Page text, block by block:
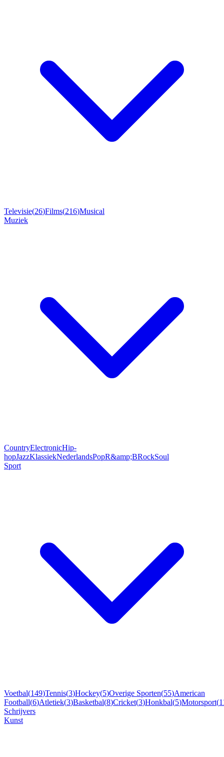
Televisie(26)Films(216)Musical
Muziek
CountryElectronicHip-
hopJazzKlassiekNederlandsPopR&amp;BRockSoul
Sport
Voetbal(149)Tennis(3)Hockey(5)Overige Sporten(55)American
Football(6)Atletiek(3)Basketbal(8)Cricket(3)Honkbal(5)Motorsport(
Schrijvers
Kunst